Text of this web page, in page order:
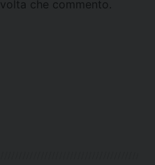
che commento.